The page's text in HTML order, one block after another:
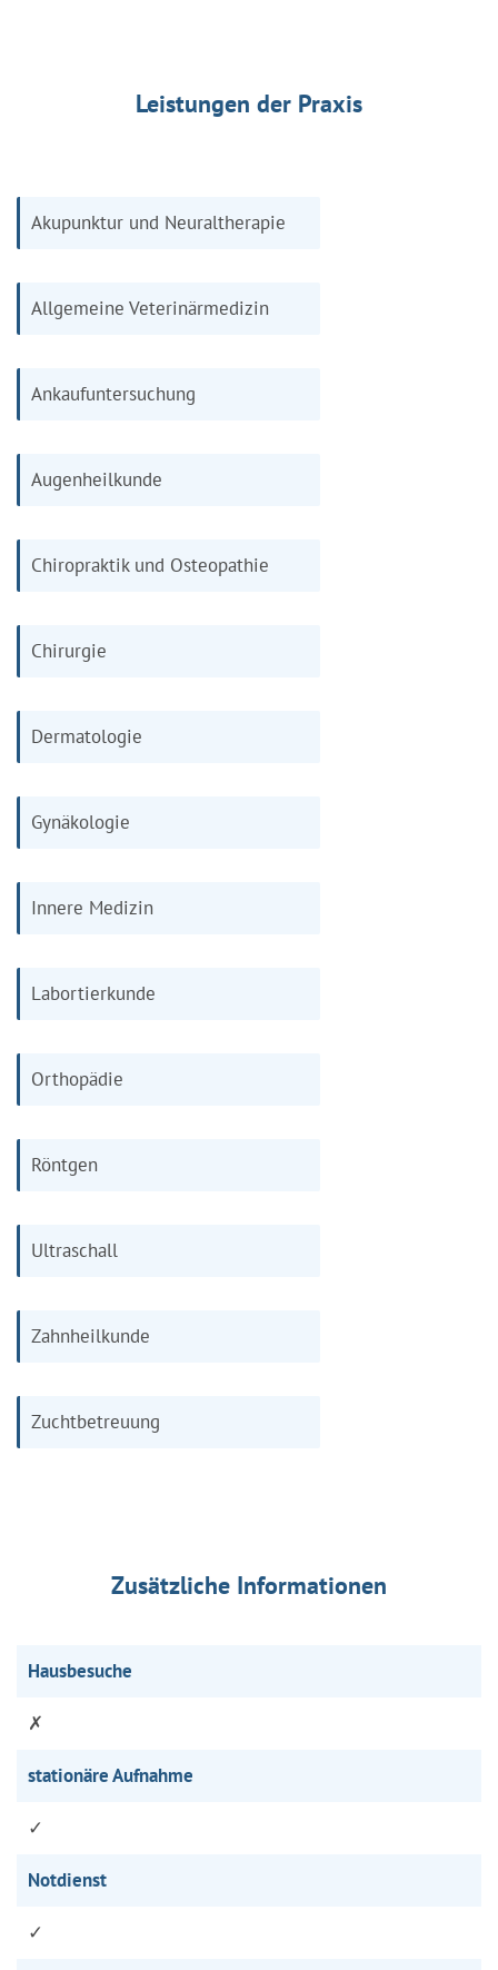
Leistungen der Praxis
Akupunktur und Neuraltherapie
Allgemeine Veterinärmedizin
Ankaufuntersuchung
Augenheilkunde
Chiropraktik und Osteopathie
Chirurgie
Dermatologie
Gynäkologie
Innere Medizin
Labortierkunde
Orthopädie
Röntgen
Ultraschall
Zahnheilkunde
Zuchtbetreuung
Zusätzliche Informationen
Hausbesuche
✗
stationäre Aufnahme
✓
Notdienst
✓